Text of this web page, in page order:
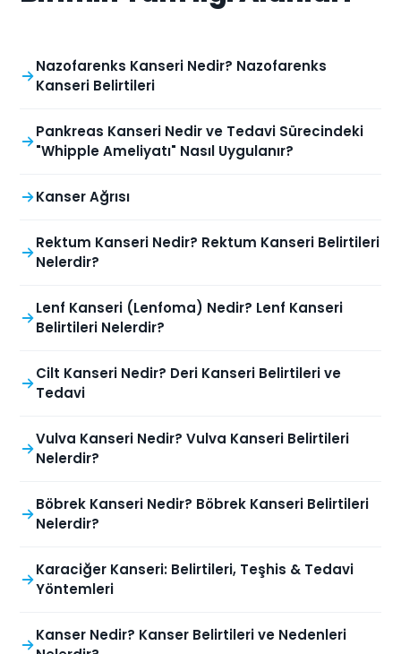
Nazofarenks Kanseri Nedir? Nazofarenks
Kanseri Belirtileri
Pankreas Kanseri Nedir ve Tedavi Sürecindeki
"Whipple Ameliyatı" Nasıl Uygulanır?
Kanser Ağrısı
Rektum Kanseri Nedir? Rektum Kanseri Belirtileri
Nelerdir?
Lenf Kanseri (Lenfoma) Nedir? Lenf Kanseri
Belirtileri Nelerdir?
Cilt Kanseri Nedir? Deri Kanseri Belirtileri ve
Tedavi
Vulva Kanseri Nedir? Vulva Kanseri Belirtileri
Nelerdir?
Böbrek Kanseri Nedir? Böbrek Kanseri Belirtileri
Nelerdir?
Karaciğer Kanseri: Belirtileri, Teşhis & Tedavi
Yöntemleri
Kanser Nedir? Kanser Belirtileri ve Nedenleri